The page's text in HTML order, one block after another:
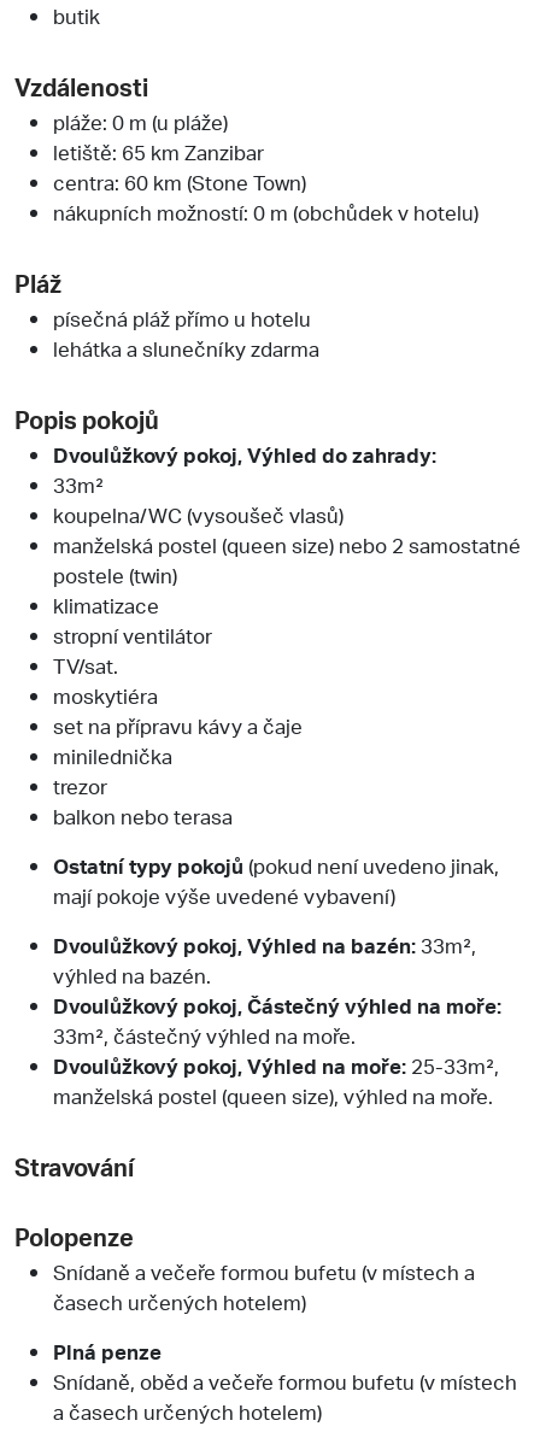
butik
Vzdálenosti
pláže: 0 m (u pláže)
letiště: 65 km Zanzibar
centra: 60 km (Stone Town)
nákupních možností: 0 m (obchůdek v hotelu)
Pláž
písečná pláž přímo u hotelu
lehátka a slunečníky zdarma
Popis pokojů
Dvoulůžkový pokoj, Výhled do zahrady:
33m²
koupelna/WC (vysoušeč vlasů)
manželská postel (queen size) nebo 2 samostatné
postele (twin)
klimatizace
stropní ventilátor
TV/sat.
moskytiéra
set na přípravu kávy a čaje
minilednička
trezor
balkon nebo terasa
Ostatní typy pokojů (pokud není uvedeno jinak,
mají pokoje výše uvedené vybavení)
Dvoulůžkový pokoj, Výhled na bazén: 33m²,
výhled na bazén.
Dvoulůžkový pokoj, Částečný výhled na moře:
33m², částečný výhled na moře.
Dvoulůžkový pokoj, Výhled na moře: 25-33m²,
manželská postel (queen size), výhled na moře.
Stravování
Polopenze
Snídaně a večeře formou bufetu (v místech a
časech určených hotelem)
Plná penze
Snídaně, oběd a večeře formou bufetu (v místech
a časech určených hotelem)